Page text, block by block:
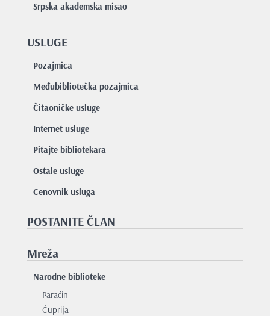
Srpska akademska misao
USLUGE
Pozajmica
Međubibliotečka pozajmica
Čitaoničke usluge
Internet usluge
Pitajte bibliotekara
Ostale usluge
Cenovnik usluga
POSTANITE ČLAN
Mreža
Narodne biblioteke
Paraćin
Ćuprija